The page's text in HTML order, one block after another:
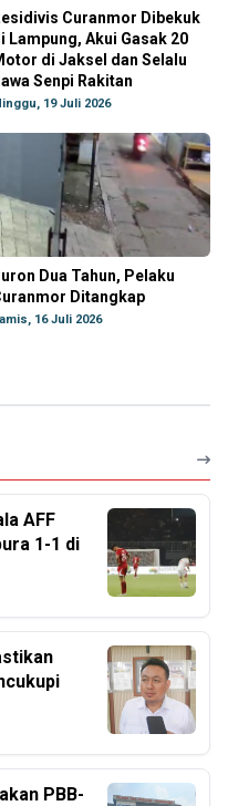
Curanmor Dibekuk
Lampung, Akui Gasak 20
di Jaksel dan Selalu
Senpi Rakitan
19 Juli 2026
Dua Tahun, Pelaku
Ditangkap
16 Juli 2026
AFF
1-1 di
PBB-